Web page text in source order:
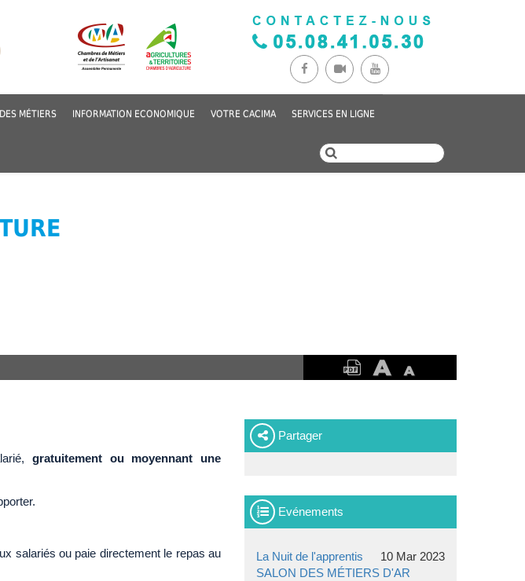
MÉTIERS INFORMATION ECONOMIQUE VOTRE CACIMA SERVICES EN LIGNE
gratuitement ou moyennant une
salariés ou paie directement le repas au
Partager
Evénements
La Nuit de l'apprentis
10 Mar 2023
SALON DES MÉTIERS D'AR